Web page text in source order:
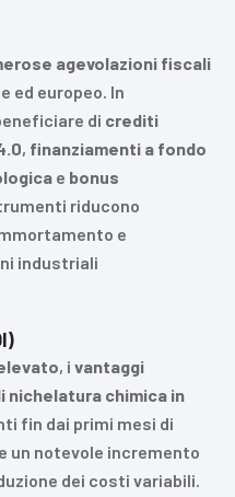
agevolazioni fiscali
ed europeo. In
di crediti
, finanziamenti a fondo
e bonus
riducono
e
industriali
, i vantaggi
nichelatura chimica in
fin dai primi mesi di
un notevole incremento
dei costi variabili.